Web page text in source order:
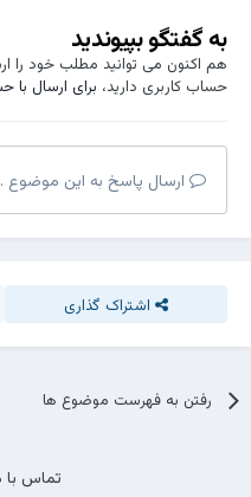
به گفتگو بپیوندید
هم اکنون می توانید مطلب خود را
حساب کاربری دارید، برای ارسال با
ارسال پاسخ به این موضوع
اشتراک گذاری
رفتن به فهرست موضوع ها
تماس با